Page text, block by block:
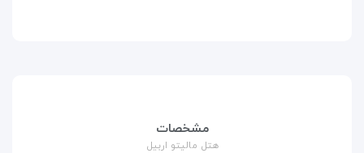
مشخصات
هتل مالیتو اربیل